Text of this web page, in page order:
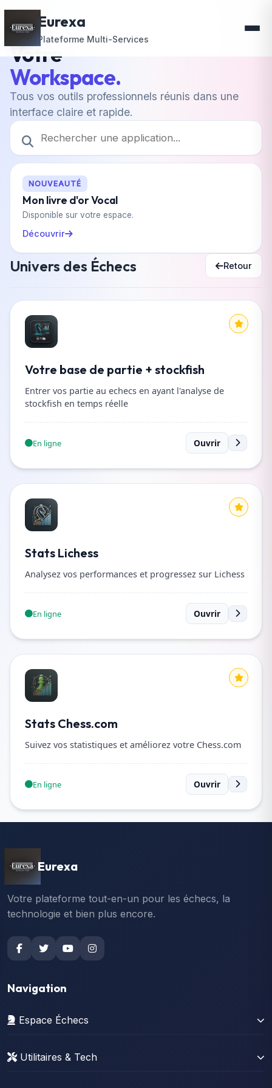
Eurexa
Plateforme Multi-Services
Votre
Workspace.
Tous vos outils professionnels réunis dans une
interface claire et rapide.
NOUVEAUTÉ
Mon livre d'or Vocal
Disponible sur votre espace.
Découvrir
Univers des Échecs Retour
Votre base de partie + stockfish
Entrer vos partie au echecs en ayant l'analyse de
stockfish en temps réelle
En ligne Ouvrir
Stats Lichess
Analysez vos performances et progressez sur Lichess
En ligne Ouvrir
Stats Chess.com
Suivez vos statistiques et améliorez votre Chess.com
En ligne Ouvrir
Eurexa
Votre plateforme tout-en-un pour les échecs, la
technologie et bien plus encore.
Navigation
Espace Échecs
Stats Lichess
Utilitaires & Tech